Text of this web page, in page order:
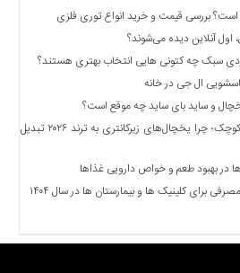
بررسی قیمت و خرید انواع توری فلزی
آنلاین دیده می‌شوند؟
سبک چه کتونی هایی انتخاب بهتری هستند؟
ال جی در خانه
و ساید بای ساید چه موقع است؟
تحول در چیدمان فضاهای کوچک؛ چرا یخچال‌های زیرکانتری به ترند ۲۰۲۶ تبدیل
‌ها در بهبود طعم و خواص دارویی غذاها
برای کلینیک ها و بیمارستان ها در سال ۱۴۰۴